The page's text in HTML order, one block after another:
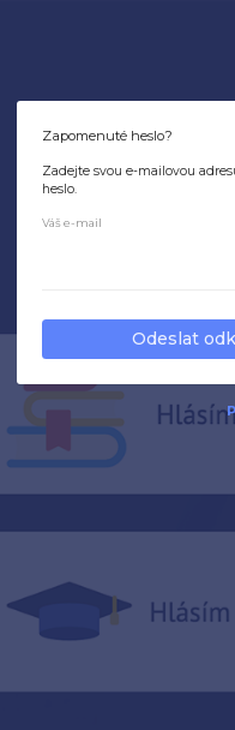
Zapomenuté heslo?
Zadejte svou e-mailovou
heslo.
Váš e-mail
Odeslat